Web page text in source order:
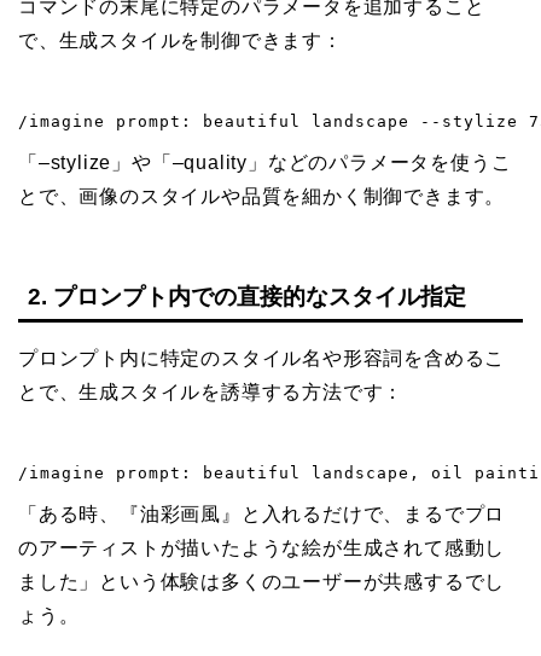
コマンドの末尾に特定のパラメータを追加すること
で、生成スタイルを制御できます：
/imagine prompt: beautiful landscape --stylize
「–stylize」や「–quality」などのパラメータを使うこ
とで、画像のスタイルや品質を細かく制御できます。
2. プロンプト内での直接的なスタイル指定
プロンプト内に特定のスタイル名や形容詞を含めるこ
とで、生成スタイルを誘導する方法です：
/imagine prompt: beautiful landscape, oil
「ある時、『油彩画風』と入れるだけで、まるでプロ
のアーティストが描いたような絵が生成されて感動し
ました」という体験は多くのユーザーが共感するでし
ょう。